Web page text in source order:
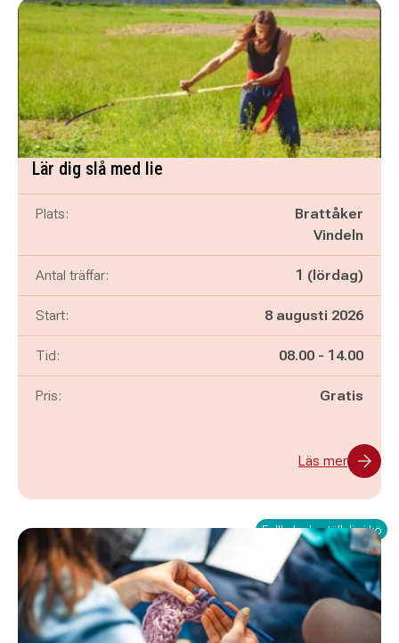
Lär dig slå med lie
Plats:
Brattåker
Vindeln
Antal träffar: 1 (lördag)
Start: 8 augusti 2026
Tid: Pågår mellan
08.00 - och
14.00
Pris: Gratis
Läs mer
Fullbokad - ställ dig i kö